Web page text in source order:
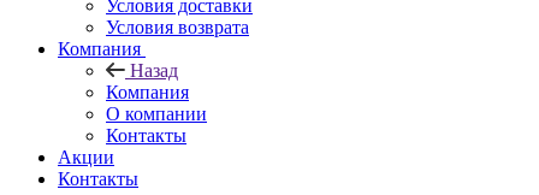
Условия доставки
Условия возврата
Компания
Назад
Компания
О компании
Контакты
Акции
Контакты